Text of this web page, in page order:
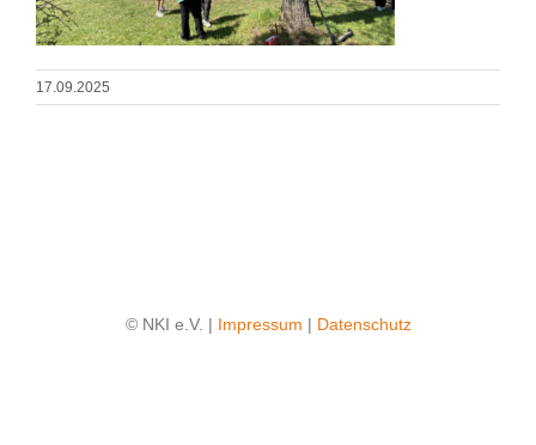
17.09.2025
© NKI e.V. | Impressum | Datenschutz